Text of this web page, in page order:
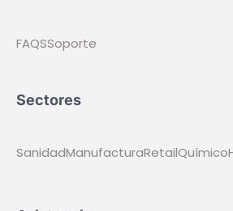
FAQSSoporte
Sectores
SanidadManufacturaRetailQuímico